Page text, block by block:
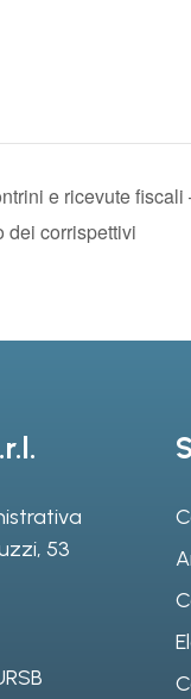
e ricevute
dei corrispettivi
53